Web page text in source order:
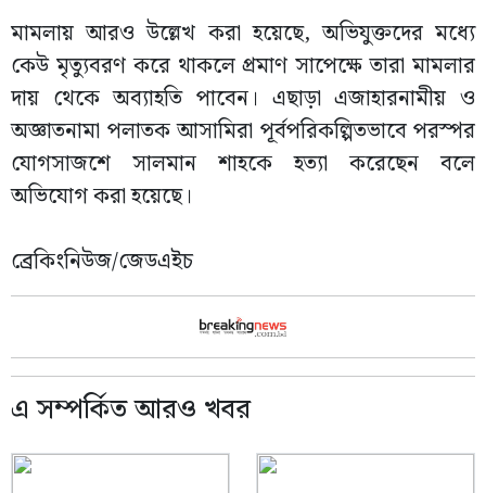
মামলায় আরও উল্লেখ করা হয়েছে, অভিযুক্তদের মধ্যে
কেউ মৃত্যুবরণ করে থাকলে প্রমাণ সাপেক্ষে তারা মামলার
দায় থেকে অব্যাহতি পাবেন। এছাড়া এজাহারনামীয় ও
অজ্ঞাতনামা পলাতক আসামিরা পূর্বপরিকল্পিতভাবে পরস্পর
যোগসাজশে সালমান শাহকে হত্যা করেছেন বলে
অভিযোগ করা হয়েছে।
ব্রেকিংনিউজ/জেডএইচ
এ সম্পর্কিত আরও খবর